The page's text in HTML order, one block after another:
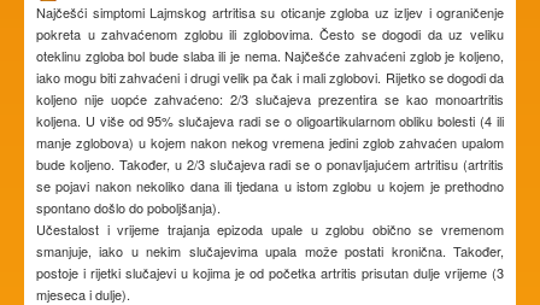
Najčešći simptomi Lajmskog artritisa su oticanje zgloba uz izljev i ograničenje
pokreta u zahvaćenom zglobu ili zglobovima. Često se dogodi da uz veliku
oteklinu zgloba bol bude slaba ili je nema. Najčešće zahvaćeni zglob je koljeno,
iako mogu biti zahvaćeni i drugi velik pa čak i mali zglobovi. Rijetko se dogodi da
koljeno nije uopće zahvaćeno: 2/3 slučajeva prezentira se kao monoartritis
koljena. U više od 95% slučajeva radi se o oligoartikularnom obliku bolesti (4 ili
manje zglobova) u kojem nakon nekog vremena jedini zglob zahvaćen upalom
bude koljeno. Također, u 2/3 slučajeva radi se o ponavljajućem artritisu (artritis
se pojavi nakon nekoliko dana ili tjedana u istom zglobu u kojem je prethodno
spontano došlo do poboljšanja).
Učestalost i vrijeme trajanja epizoda upale u zglobu obično se vremenom
smanjuje, iako u nekim slučajevima upala može postati kronična. Također,
postoje i rijetki slučajevi u kojima je od početka artritis prisutan dulje vrijeme (3
mjeseca i dulje).